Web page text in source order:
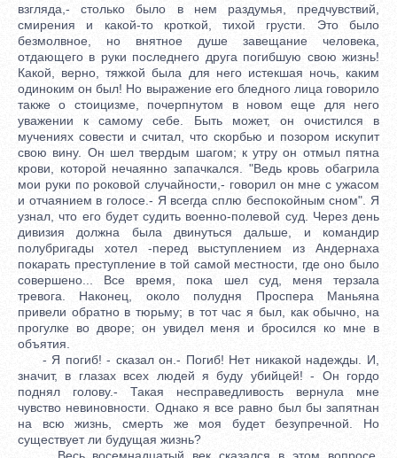
взгляда,- столько было в нем раздумья, предчувствий,
смирения и какой-то кроткой, тихой грусти. Это было
безмолвное, но внятное душе завещание человека,
отдающего в руки последнего друга погибшую свою жизнь!
Какой, верно, тяжкой была для него истекшая ночь, каким
одиноким он был! Но выражение его бледного лица говорило
также о стоицизме, почерпнутом в новом еще для него
уважении к самому себе. Быть может, он очистился в
мучениях совести и считал, что скорбью и позором искупит
свою вину. Он шел твердым шагом; к утру он отмыл пятна
крови, которой нечаянно запачкался. "Ведь кровь обагрила
мои руки по роковой случайности,- говорил он мне с ужасом
и отчаянием в голосе.- Я всегда сплю беспокойным сном". Я
узнал, что его будет судить военно-полевой суд. Через день
дивизия должна была двинуться дальше, и командир
полубригады хотел -перед выступлением из Андернаха
покарать преступление в той самой местности, где оно было
совершено... Все время, пока шел суд, меня терзала
тревога. Наконец, около полудня Проспера Маньяна
привели обратно в тюрьму; в тот час я был, как обычно, на
прогулке во дворе; он увидел меня и бросился ко мне в
объятия.
- Я погиб! - сказал он.- Погиб! Нет никакой надежды. И,
значит, в глазах всех людей я буду убийцей! - Он гордо
поднял голову.- Такая несправедливость вернула мне
чувство невиновности. Однако я все равно был бы запятнан
на всю жизнь, смерть же моя будет безупречной. Но
существует ли будущая жизнь?
Весь восемнадцатый век сказался в этом вопросе.